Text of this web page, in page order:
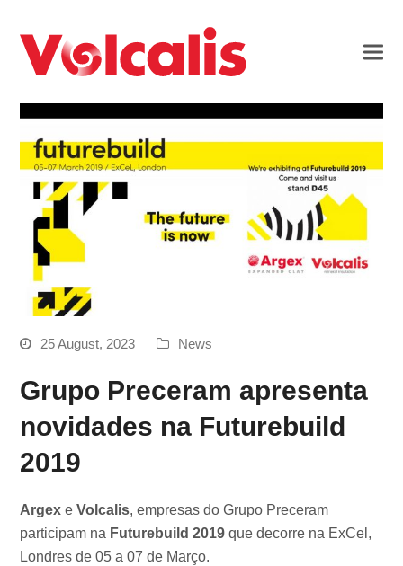
25 August, 2023 News
Grupo Preceram apresenta
novidades na Futurebuild
2019
Argex eVolcalis, empresas do Grupo Preceram
participam na Futurebuild 2019 que decorre na ExCel,
Londres de 05 a 07 de Março.